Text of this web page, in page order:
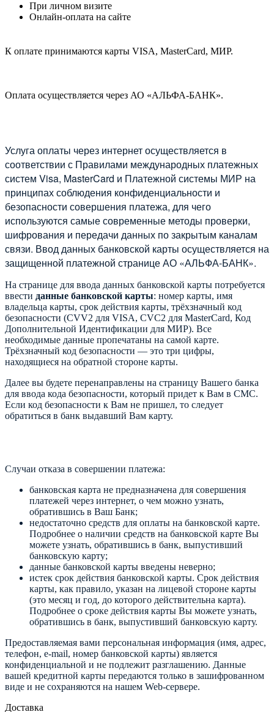
При личном визите
Онлайн-оплата на сайте
К оплате принимаются карты VISA, MasterCard, МИР.
Оплата осуществляется через АО «АЛЬФА-БАНК».
Услуга оплаты через интернет осуществляется в
соответствии с Правилами международных платежных
систем Visa, MasterCard и Платежной системы МИР на
принципах соблюдения конфиденциальности и
безопасности совершения платежа, для чего
используются самые современные методы проверки,
шифрования и передачи данных по закрытым каналам
связи. Ввод данных банковской карты осуществляется на
защищенной платежной странице АО «АЛЬФА-БАНК».
На странице для ввода данных банковской карты потребуется
ввести данные банковской карты: номер карты, имя
владельца карты, срок действия карты, трёхзначный код
безопасности (CVV2 для VISA, CVC2 для MasterCard, Код
Дополнительной Идентификации для МИР). Все
необходимые данные пропечатаны на самой карте.
Трёхзначный код безопасности — это три цифры,
находящиеся на обратной стороне карты.
Далее вы будете перенаправлены на страницу Вашего банка
для ввода кода безопасности, который придет к Вам в СМС.
Если код безопасности к Вам не пришел, то следует
обратиться в банк выдавший Вам карту.
Случаи отказа в совершении платежа:
банковская карта не предназначена для совершения
платежей через интернет, о чем можно узнать,
обратившись в Ваш Банк;
недостаточно средств для оплаты на банковской карте.
Подробнее о наличии средств на банковской карте Вы
можете узнать, обратившись в банк, выпустивший
банковскую карту;
данные банковской карты введены неверно;
истек срок действия банковской карты. Срок действия
карты, как правило, указан на лицевой стороне карты
(это месяц и год, до которого действительна карта).
Подробнее о сроке действия карты Вы можете узнать,
обратившись в банк, выпустивший банковскую карту.
Предоставляемая вами персональная информация (имя, адрес,
телефон, e-mail, номер банковской карты) является
конфиденциальной и не подлежит разглашению. Данные
вашей кредитной карты передаются только в зашифрованном
виде и не сохраняются на нашем Web-сервере.
Доставка